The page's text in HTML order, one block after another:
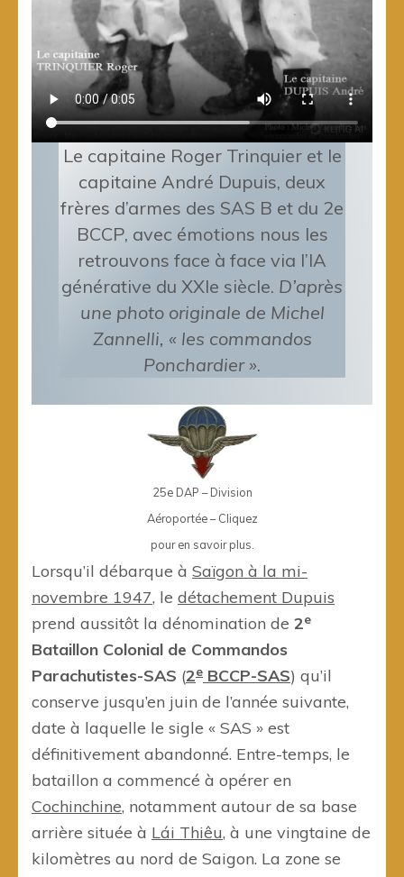
Le capitaine Roger Trinquier et le
capitaine André Dupuis, deux
frères d’armes des SAS B et du 2e
BCCP, avec émotions nous les
retrouvons face à face via l’IA
générative du XXIe siècle. D’après
une photo originale de Michel
Zannelli, « les commandos
Ponchardier ».
25e DAP – Division
Aéroportée – Cliquez
pour en savoir plus.
Lorsqu’il débarque à Saïgon à la mi-
novembre 1947, le détachement Dupuis
prend aussitôt la dénomination de 2e
Bataillon Colonial de Commandos
Parachutistes-SAS (2e BCCP-SAS) qu’il
conserve jusqu’en juin de l’année suivante,
date à laquelle le sigle « SAS » est
définitivement abandonné. Entre-temps, le
bataillon a commencé à opérer en
Cochinchine, notamment autour de sa base
arrière située à Lái Thiêu, à une vingtaine de
kilomètres au nord de Saigon. La zone se